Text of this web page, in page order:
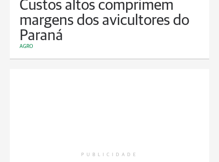
Custos altos comprimem
margens dos avicultores do
Paraná
AGRO
PUBLICIDADE